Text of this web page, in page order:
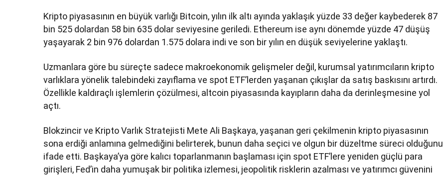
Kripto piyasasının en büyük varlığı Bitcoin, yılın ilk altı ayında yaklaşık yüzde 33 değer kaybederek 87
bin 525 dolardan 58 bin 635 dolar seviyesine geriledi. Ethereum ise aynı dönemde yüzde 47 düşüş
yaşayarak 2 bin 976 dolardan 1.575 dolara indi ve son bir yılın en düşük seviyelerine yaklaştı.
Uzmanlara göre bu süreçte sadece makroekonomik gelişmeler değil, kurumsal yatırımcıların kripto
varlıklara yönelik talebindeki zayıflama ve spot ETF’lerden yaşanan çıkışlar da satış baskısını artırdı.
Özellikle kaldıraçlı işlemlerin çözülmesi, altcoin piyasasında kayıpların daha da derinleşmesine yol
açtı.
Blokzincir ve Kripto Varlık Stratejisti Mete Ali Başkaya, yaşanan geri çekilmenin kripto piyasasının
sona erdiği anlamına gelmediğini belirterek, bunun daha seçici ve olgun bir düzeltme süreci olduğunu
ifade etti. Başkaya’ya göre kalıcı toparlanmanın başlaması için spot ETF’lere yeniden güçlü para
girişleri, Fed’in daha yumuşak bir politika izlemesi, jeopolitik risklerin azalması ve yatırımcı güvenini